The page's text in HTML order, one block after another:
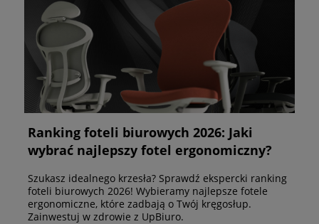
Ranking foteli biurowych 2026: Jaki
wybrać najlepszy fotel ergonomiczny?
Szukasz idealnego krzesła? Sprawdź ekspercki ranking
foteli biurowych 2026! Wybieramy najlepsze fotele
ergonomiczne, które zadbają o Twój kręgosłup.
Zainwestuj w zdrowie z UpBiuro.